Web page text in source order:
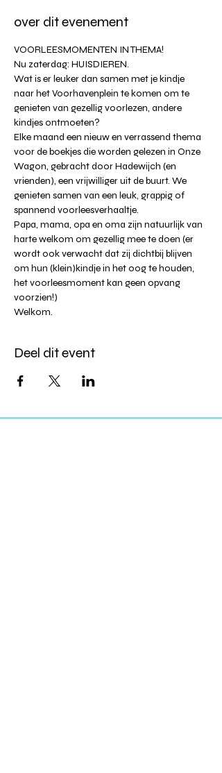
over dit evenement
VOORLEESMOMENTEN IN THEMA!
Nu zaterdag: HUISDIEREN.
Wat is er leuker dan samen met je kindje
naar het Voorhavenplein te komen om te
genieten van gezellig voorlezen, andere
kindjes ontmoeten?
Elke maand een nieuw en verrassend thema
voor de boekjes die worden gelezen in Onze
Wagon, gebracht door Hadewijch (en
vrienden), een vrijwilliger uit de buurt. We
genieten samen van een leuk, grappig of
spannend voorleesverhaaltje.
Papa, mama, opa en oma zijn natuurlijk van
harte welkom om gezellig mee te doen (er
wordt ook verwacht dat zij dichtbij blijven
om hun (klein)kindje in het oog te houden,
het voorleesmoment kan geen opvang
voorzien!)
Welkom.
Deel dit event